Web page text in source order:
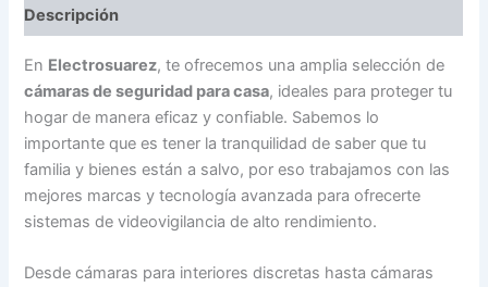
3008820620
cantidad
Descripción
En Electrosuarez, te ofrecemos una amplia selección de
cámaras de seguridad para casa, ideales para proteger tu
hogar de manera eficaz y confiable. Sabemos lo
importante que es tener la tranquilidad de saber que tu
familia y bienes están a salvo, por eso trabajamos con las
mejores marcas y tecnología avanzada para ofrecerte
sistemas de videovigilancia de alto rendimiento.
Desde cámaras para interiores discretas hasta cámaras